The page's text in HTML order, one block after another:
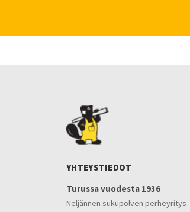
YHTEYSTIEDOT
Turussa vuodesta 1936
Neljännen sukupolven perheyritys